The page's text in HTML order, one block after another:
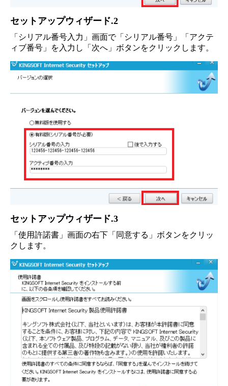
セットアップウィザード.2
「シリアル番号入力」画面で「シリアル番号」「アクテ
ィブ番号」を入力し「次へ」ボタンをクリックします。
セットアップウィザード.3
「使用許諾書」画面の右下「同意する」ボタンをクリッ
クします。